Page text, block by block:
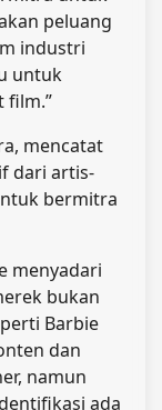
peluang
industri
untuk
film.”
mencatat
dari artis-
bermitra
menyadari
bukan
Barbie
dan
namun
ada